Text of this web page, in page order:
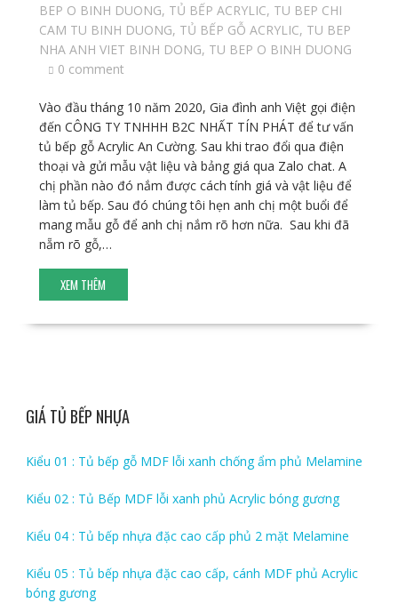
BEP O BINH DUONG, TỦ BẾP ACRYLIC, TU BEP CHI
CAM TU BINH DUONG, TỦ BẾP GỖ ACRYLIC, TU BEP
NHA ANH VIET BINH DONG, TU BEP O BINH DUONG
0 comment
Vào đầu tháng 10 năm 2020, Gia đình anh Việt gọi điện
đến CÔNG TY TNHHH B2C NHẤT TÍN PHÁT để tư vấn
tủ bếp gỗ Acrylic An Cường. Sau khi trao đổi qua điện
thoại và gửi mẫu vật liệu và bảng giá qua Zalo chat. A
chị phần nào đó nắm được cách tính giá và vật liệu để
làm tủ bếp. Sau đó chúng tôi hẹn anh chị một buổi để
mang mẫu gỗ để anh chị nắm rõ hơn nữa. Sau khi đã
nẵm rõ gỗ,…
XEM THÊM
GIÁ TỦ BẾP NHỰA
Kiểu 01 : Tủ bếp gỗ MDF lỗi xanh chống ẩm phủ Melamine
Kiểu 02 : Tủ Bếp MDF lỗi xanh phủ Acrylic bóng gương
Kiểu 04 : Tủ bếp nhựa đặc cao cấp phủ 2 mặt Melamine
Kiểu 05 : Tủ bếp nhựa đặc cao cấp, cánh MDF phủ Acrylic
bóng gương